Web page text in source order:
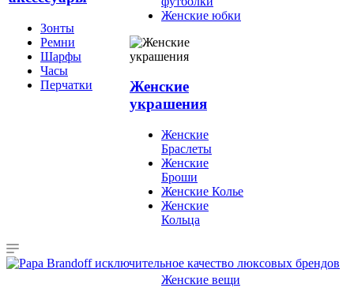
Зонты
Ремни
Шарфы
Часы
Перчатки
Женские юбки
Женские
украшения
Женские
Браслеты
Женские
Броши
Женские Колье
Женские
Кольца
Женские вещи